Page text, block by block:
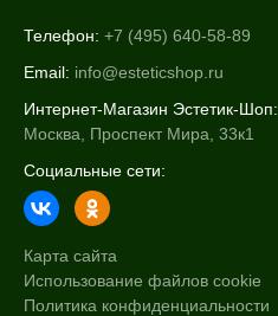
Телефон: +7 (495) 640-58-89
Email: info@esteticshop.ru
Интернет-Магазин Эстетик-Шоп:
Москва, Проспект Мира, 33к1
Социальные сети:
Карта сайта
Использование файлов cookie
Политика конфиденциальности